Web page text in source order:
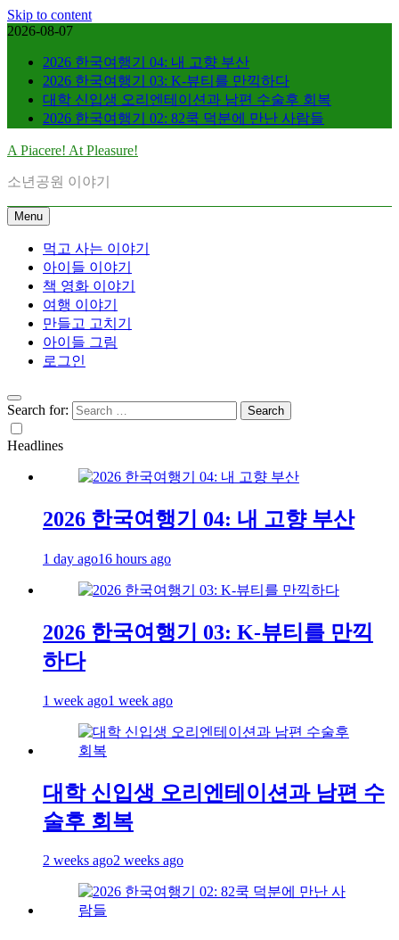
Skip to content
2026-08-07
2026 한국여행기 04: 내 고향 부산
2026 한국여행기 03: K-뷰티를 만끽하다
대학 신입생 오리엔테이션과 남편 수술후 회복
2026 한국여행기 02: 82쿡 덕분에 만난 사람들
A Piacere! At Pleasure!
소년공원 이야기
Menu
먹고 사는 이야기
아이들 이야기
책 영화 이야기
여행 이야기
만들고 고치기
아이들 그림
로그인
Search for:
Headlines
2026 한국여행기 04: 내 고향 부산
1 day ago16 hours ago
2026 한국여행기 03: K-뷰티를 만끽
하다
1 week ago1 week ago
대학 신입생 오리엔테이션과 남편 수
술후 회복
2 weeks ago2 weeks ago